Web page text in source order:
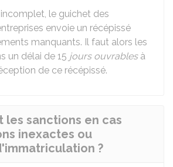
le guichet des
envoie un récépissé
manquants. Il faut alors les
un délai de 15 jours ouvrablesà
de ce récépissé.
les sanctions en cas
inexactes ou
?